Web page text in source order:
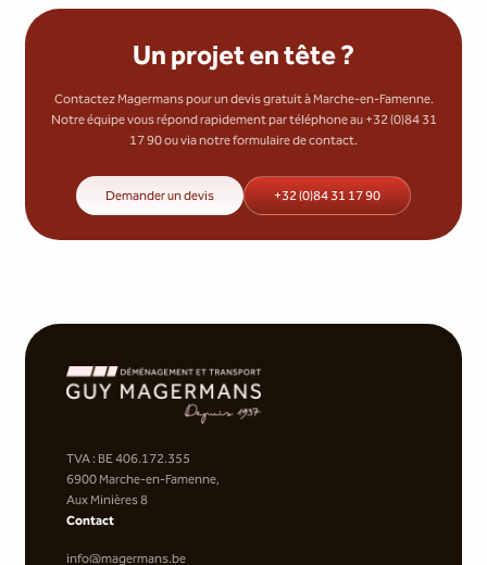
Un projet en tête ?
Contactez Magermans pour un devis gratuit à Marche-en-Famenne.
Notre équipe vous répond rapidement par téléphone au +32 (0)84 31
17 90 ou via notre formulaire de contact.
Demander un devis +32 (0)84 31 17 90
TVA : BE 406.172.355
6900 Marche-en-Famenne,
Aux Minières 8
Contact
info@magermans.be